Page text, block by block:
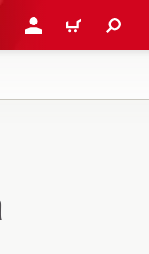
ZALOGUJ SIĘ LUB
CART